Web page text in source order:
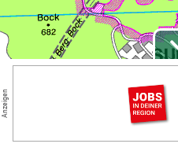
Anzeigen